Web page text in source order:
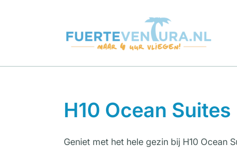
H10 Ocean Suites
Geniet met het hele gezin bij H10 Ocean